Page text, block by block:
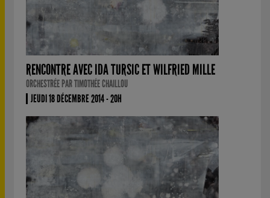
RENCONTRE AVEC IDA TURSIC ET WILFRIED MILLE
ORCHESTRÉE PAR TIMOTHÉE CHAILLOU
JEUDI 18 DÉCEMBRE 2014 - 20H